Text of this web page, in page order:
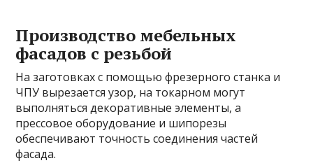
Производство мебельных
фасадов с резьбой
На заготовках с помощью фрезерного станка и
ЧПУ вырезается узор, на токарном могут
выполняться декоративные элементы, а
прессовое оборудование и шипорезы
обеспечивают точность соединения частей
фасада.